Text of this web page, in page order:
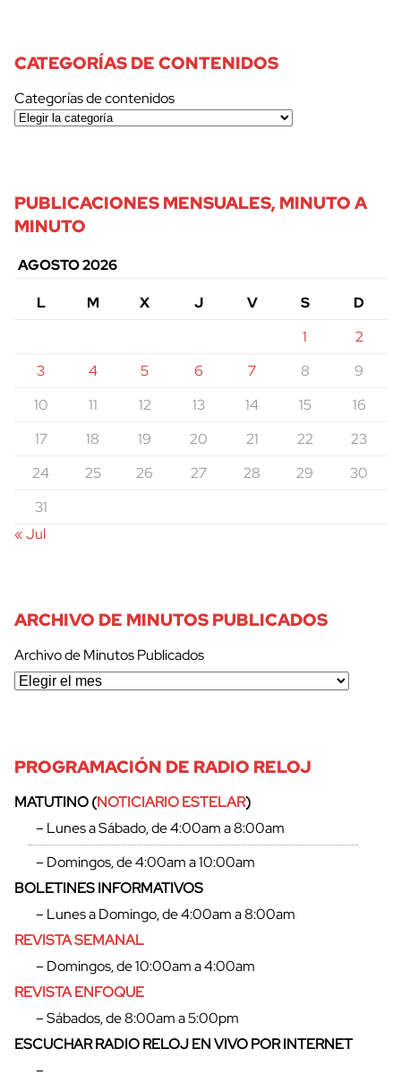
CATEGORÍAS DE CONTENIDOS
Categorías de contenidos
PUBLICACIONES MENSUALES, MINUTO A
MINUTO
AGOSTO 2026
L
M X J V S
D
1
2
3
4 5 6 7 8
9
10
11 12 13 14 15
16
17
18 19 20 21 22
23
24
25 26 27 28 29
30
31
« Jul
ARCHIVO DE MINUTOS PUBLICADOS
Archivo de Minutos Publicados
PROGRAMACIÓN DE RADIO RELOJ
MATUTINO (NOTICIARIO ESTELAR)
– Lunes a Sábado, de 4:00am a 8:00am
– Domingos, de 4:00am a 10:00am
BOLETINES INFORMATIVOS
– Lunes a Domingo, de 4:00am a 8:00am
REVISTA SEMANAL
– Domingos, de 10:00am a 4:00am
REVISTA ENFOQUE
– Sábados, de 8:00am a 5:00pm
ESCUCHAR RADIO RELOJ EN VIVO POR INTERNET
–